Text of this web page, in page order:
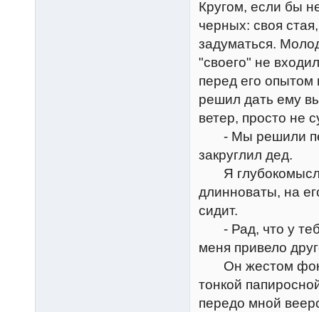
Кругом, если бы
черных: своя
задуматься.
"своего" не
перед его опытом
решил дать ему
ветер, просто не
- Мы решили
закруглил дед.
Я
длинноваты, на
сидит.
- Рад, что у
меня привело
Он жестом
тонкой
передо мной